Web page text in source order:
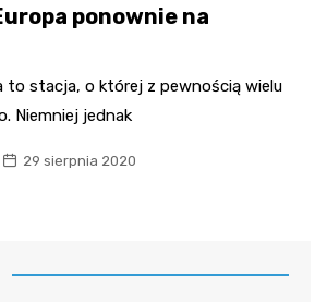
ponownie na
to stacja, o której z pewnością wielu
Niemniej jednak
29 sierpnia 2020